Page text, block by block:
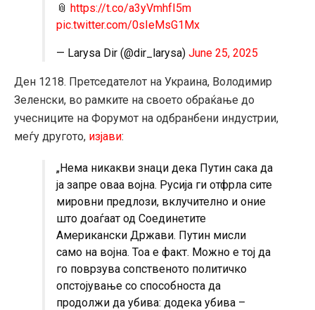
📎 https://t.co/a3yVmhfI5m
pic.twitter.com/0sIeMsG1Mx
— Larysa Dir (@dir_larysa) June 25, 2025
Ден 1218. Претседателот на Украина, Володимир
Зеленски, во рамките на своето обраќање до
учесниците на Форумот на одбранбени индустрии,
меѓу другото, изјави:
„Нема никакви знаци дека Путин сака да
ја запре оваа војна. Русија ги отфрла сите
мировни предлози, вклучително и оние
што доаѓаат од Соединетите
Американски Држави. Путин мисли
само на војна. Тоа е факт. Можно е тој да
го поврзува сопственото политичко
опстојување со способноста да
продолжи да убива: додека убива –